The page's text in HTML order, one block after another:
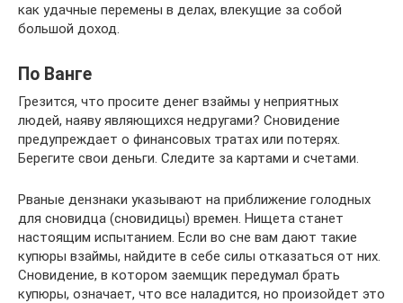
как удачные перемены в делах, влекущие за собой
большой доход.
По Ванге
Грезится, что просите денег взаймы у неприятных
людей, наяву являющихся недругами? Сновидение
предупреждает о финансовых тратах или потерях.
Берегите свои деньги. Следите за картами и счетами.
Рваные дензнаки указывают на приближение голодных
для сновидца (сновидицы) времен. Нищета станет
настоящим испытанием. Если во сне вам дают такие
купюры взаймы, найдите в себе силы отказаться от них.
Сновидение, в котором заемщик передумал брать
купюры, означает, что все наладится, но произойдет это